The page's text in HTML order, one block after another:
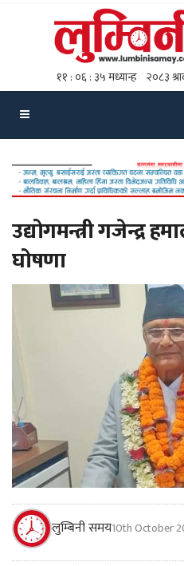
उद्योगमन्त्री गजेन्द्र
घोषणा
लुम्बिनी समय10th October